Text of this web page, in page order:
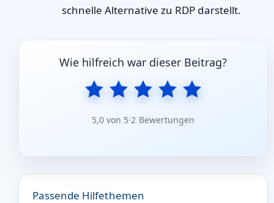
schnelle Alternative zu RDP darstellt.
Wie hilfreich war dieser Beitrag?
5,0 von 5·2 Bewertungen
Passende Hilfethemen